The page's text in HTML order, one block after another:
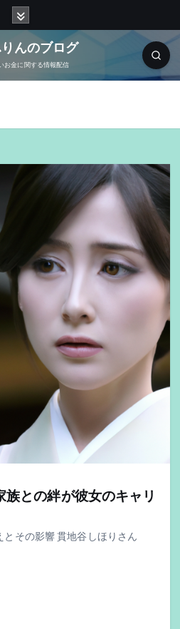
りんのブログ
お金に関する情報配信
族との絆が彼女のキャリ
その影響 貫地谷しほりさん